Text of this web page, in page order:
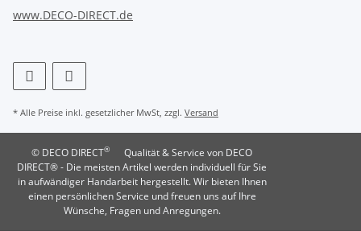
www.DECO-DIRECT.de
* Alle Preise inkl. gesetzlicher MwSt, zzgl. Versand
© DECO DIRECT®
Qualität & Service von DECO
DIRECT® - Die meisten Artikel werden individuell für Sie
in aufwändiger Handarbeit hergestellt. Wir bieten Ihnen
einen persönlichen Service und freuen uns auf Ihre
Wünsche, Fragen und Anregungen.